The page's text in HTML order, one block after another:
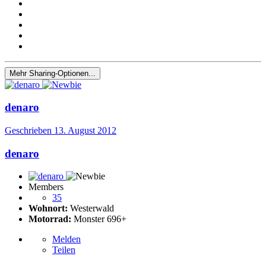
Mehr Sharing-Optionen...
denaro
Geschrieben 13. August 2012
denaro
Members
35
Wohnort: Westerwald
Motorrad: Monster 696+
Melden
Teilen